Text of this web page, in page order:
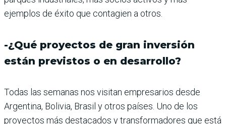
ejemplos de éxito que contagien a otros.
-¿Qué proyectos de gran inversión
están previstos o en desarrollo?
Todas las semanas nos visitan empresarios desde
Argentina, Bolivia, Brasil y otros países. Uno de los
proyectos más destacados y transformadores que está